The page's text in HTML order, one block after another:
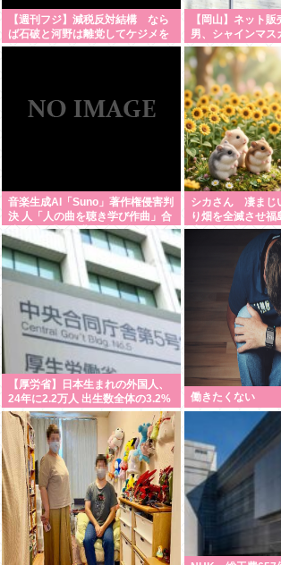
【週刊フジ】減税反対結構 なら
ば石破と河野は離党してケジメを
つけろ
【岡山】ネット
男、シャインマス
口
音楽生成AI「Suno」著作権侵害判
決 人「人の曲を聴き学び作曲」合
法 Suno「人の曲を聴き学び作
曲」著作権侵害 何が違う？
シカさん 凄まじ
り畑を全滅させ福
止に追い込む
【厚労省】日本生まれの外国人、
24年に2.2万人 出生数全体の3.2%
働きたくない